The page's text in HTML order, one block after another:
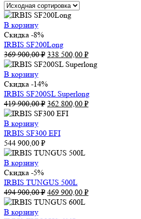
В корзину
Скидка -8%
IRBIS SF200Lоng
369 900,00₽ Первоначальная
цена
369
900,00 ₽.
338 500,00 ₽Текущая
цена:
В корзину
Скидка -14%
IRBIS SF200SL Superlong
419 900,00₽ Первоначальная
цена
419
362 800,00 ₽Текущая
В корзину
IRBIS SF300 EFI
544 900,00 ₽
В корзину
Скидка -5%
IRBIS TUNGUS 500L
494 900,00₽ Первоначальная
цена
469 900,00 ₽Текущая
В корзину